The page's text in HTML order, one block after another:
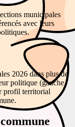
municipales
avec leurs
2026 dans plus de
politique (gauche,
profil territorial